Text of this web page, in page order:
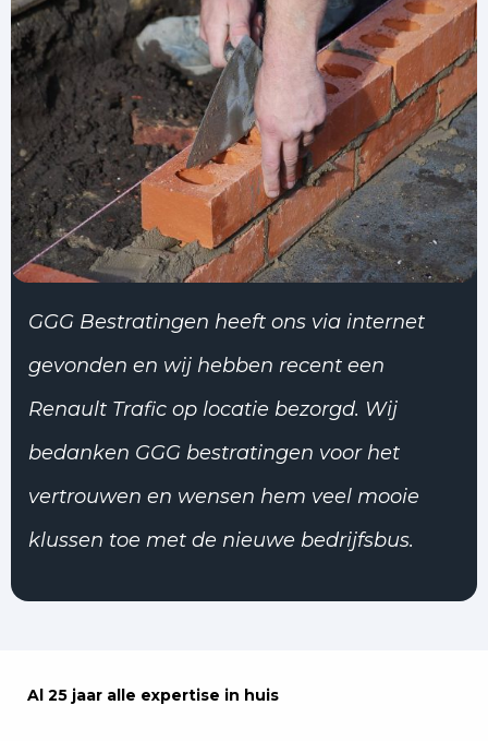
GGG Bestratingen heeft ons via internet
gevonden en wij hebben recent een
Renault Trafic op locatie bezorgd. Wij
bedanken GGG bestratingen voor het
vertrouwen en wensen hem veel mooie
klussen toe met de nieuwe bedrijfsbus.
Al 25 jaar alle expertise in huis